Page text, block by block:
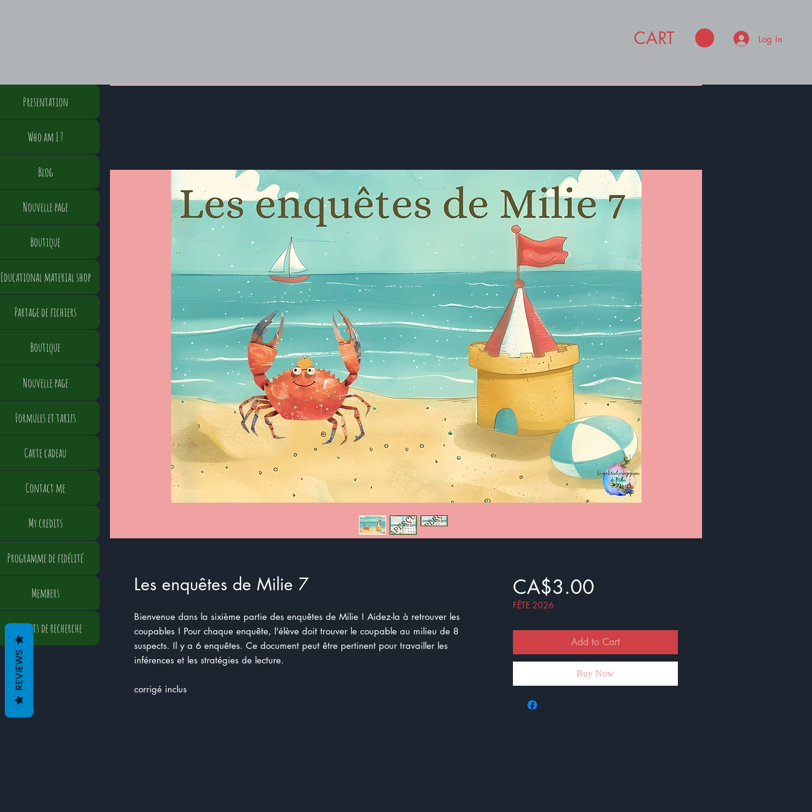
CART Log In
Les enquêtes de Milie 7
Bienvenue dans la sixième partie des enquêtes de Milie ! Aidez-la à retrouver les
coupables ! Pour chaque enquête, l'élève doit trouver le coupable au milieu de 8
suspects. Il y a 6 enquêtes. Ce document peut être pertinent pour travailler les
inférences et les stratégies de lecture.
corrigé inclus
CA$3.00Price
FÊTE 2026
Add to Cart
Buy Now
Presentation
Who am I ?
Blog
Nouvelle page
Boutique
Educational material shop
Partage de fichiers
Boutique
Nouvelle page
Formules et tarifs
Carte cadeau
Contact me
My credits
Programme de fidélité
Members
Résultats de recherche
REVIEWS